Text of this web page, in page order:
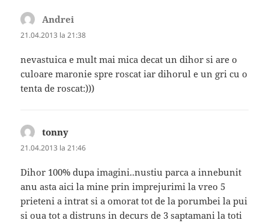
Andrei
21.04.2013 la 21:38
nevastuica e mult mai mica decat un dihor si are o
culoare maronie spre roscat iar dihorul e un gri cu o
tenta de roscat:)))
tonny
21.04.2013 la 21:46
Dihor 100% dupa imagini..nustiu parca a innebunit
anu asta aici la mine prin imprejurimi la vreo 5
prieteni a intrat si a omorat tot de la porumbei la pui
si oua tot a distruns in decurs de 3 saptamani la toti